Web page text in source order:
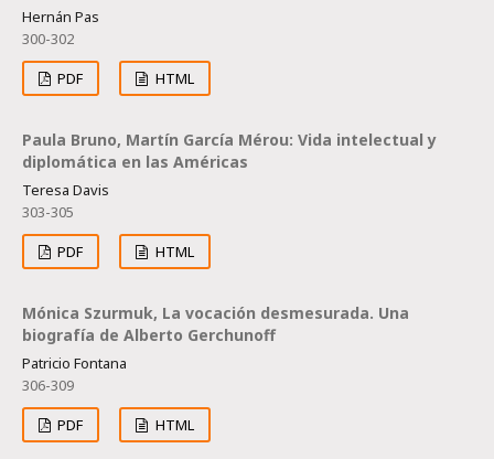
Hernán Pas
300-302
PDF
HTML
Paula Bruno, Martín García Mérou: Vida intelectual y
diplomática en las Américas
Teresa Davis
303-305
PDF
HTML
Mónica Szurmuk, La vocación desmesurada. Una
biografía de Alberto Gerchunoff
Patricio Fontana
306-309
PDF
HTML